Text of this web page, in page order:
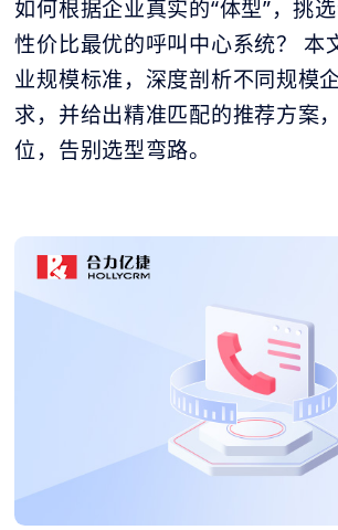
如何根据企业真实的“体型”，挑选
性价比最优的呼叫中心系统？ 本
业规模标准，深度剖析不同规模
求，并给出精准匹配的推荐方案
位，告别选型弯路。